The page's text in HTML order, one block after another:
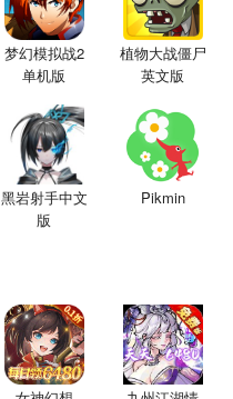
梦幻模拟战2
单机版
植物大战僵尸
英文版
黑岩射手中文
版
Pikmin